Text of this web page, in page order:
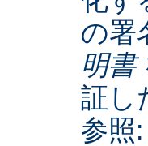
の署
明書
証し
参照: